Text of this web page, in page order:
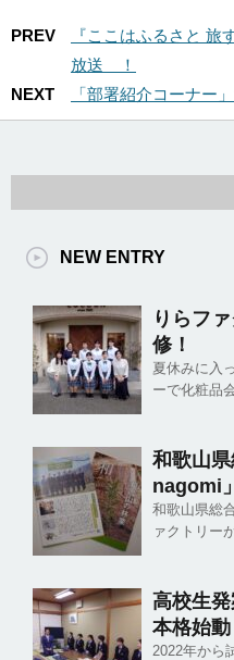
PREV
『ここはふるさと 旅
放送 ！
NEXT
「部署紹介コーナー
NEW ENTRY
りらフ
修！
夏休みに入
ーで化粧品
和歌山
nagomi
和歌山県総
ァクトリー
高校生
本格始動
2022年から